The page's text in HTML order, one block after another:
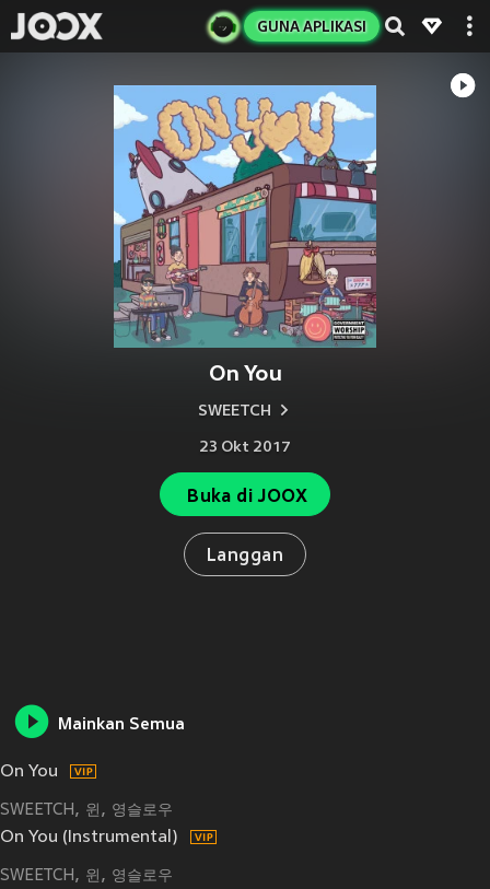
GUNA APLIKASI
On You
SWEETCH
23 Okt 2017
Buka di JOOX
Langgan
Mainkan Semua
On You
SWEETCH 윈 영슬로우
On You (Instrumental)
SWEETCH 윈 영슬로우